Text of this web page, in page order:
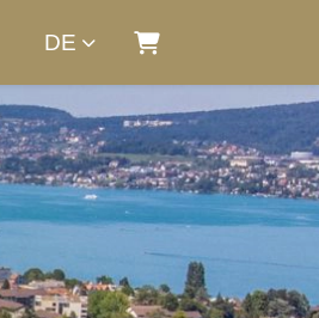
DE
Warenkorb